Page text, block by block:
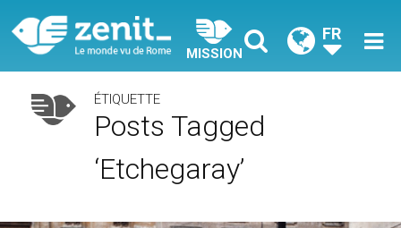
MISSION
FR
ÉTIQUETTE
Posts Tagged
‘Etchegaray’